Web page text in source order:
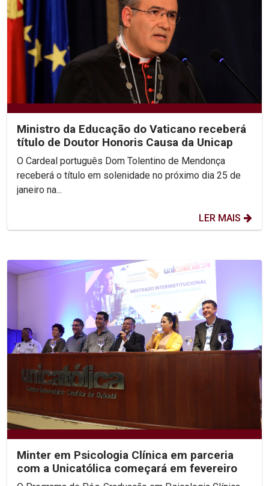
Ministro da Educação do Vaticano receberá
título de Doutor Honoris Causa da Unicap
O Cardeal português Dom Tolentino de Mendonça
receberá o título em solenidade no próximo dia 25 de
janeiro na...
LER MAIS
Minter em Psicologia Clínica em parceria
com a Unicatólica começará em fevereiro